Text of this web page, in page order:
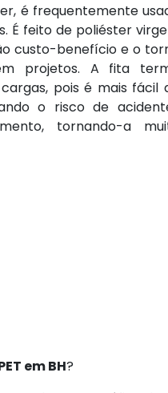
é frequentemente
É feito de poliéster
custo-benefício e o
projetos. A fita
pois é mais fácil
o risco de
tornando-a
em BH?